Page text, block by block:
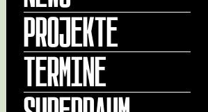
PROJEKTE
TERMINE